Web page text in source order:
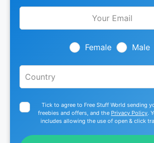
Leave
Female Male
Tick to agree to Free Stuff World sending
freebies and offers, and the Privacy Policy.
includes allowing the use of open & click